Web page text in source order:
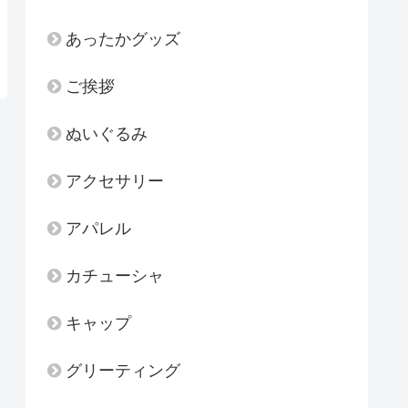
あったかグッズ
ご挨拶
ぬいぐるみ
アクセサリー
アパレル
カチューシャ
キャップ
グリーティング